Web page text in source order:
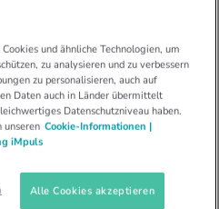
ein Viertel der Bevölkerung leidet
von Fusspilz?
Schuppung der Haut zwischen
Entzündung kann sehr
je nachdem, welche Stelle
Jucken, Rötung, feuchtes
vermehrte Hornhautbildung der
und ähnliche Technologien, um
zu analysieren und zu verbessern
zu personalisieren, auch auf
Daten auch in Länder übermittelt
Datenschutzniveau haben.
unseren Cookie-Informationen |
iMpuls
Alle Cookies akzeptieren